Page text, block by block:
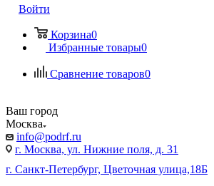
Войти
Корзина0
Избранные товары0
Сравнение товаров0
Ваш город
Москва
info@podrf.ru
г. Москва, ул. Нижние поля, д. 31
г. Санкт-Петербург, Цветочная улица,18Б